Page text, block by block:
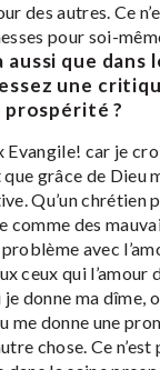
des autres. Ce
pour soi-
aussi que dans
une
prospérité ?
car je
grâce de Dieu
Qu’un chrétien
comme des
avec
ceux qui l’amour
je donne ma dîme,
me donne une
chose. Ce n’est